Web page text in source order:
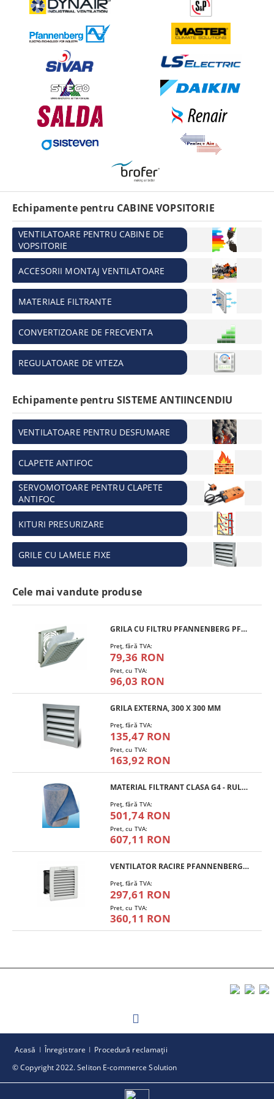
Echipamente pentru CABINE VOPSITORIE
VENTILATOARE PENTRU CABINE DE
VOPSITORIE
ACCESORII MONTAJ VENTILATOARE
MATERIALE FILTRANTE
CONVERTIZOARE DE FRECVENTA
REGULATOARE DE VITEZA
Echipamente pentru SISTEME ANTIINCENDIU
VENTILATOARE PENTRU DESFUMARE
CLAPETE ANTIFOC
SERVOMOTOARE PENTRU CLAPETE
ANTIFOC
KITURI PRESURIZARE
GRILE CU LAMELE FIXE
Cele mai vandute produse
GRILA CU FILTRU PFANNENBERG PFA 10.000
Preţ, fără TVA:
79,36 RON
Pret, cu TVA:
96,03 RON
GRILA EXTERNA, 300 X 300 MM
Preţ, fără TVA:
135,47 RON
Pret, cu TVA:
163,92 RON
MATERIAL FILTRANT CLASA G4 - RULOU
Preţ, fără TVA:
501,74 RON
Pret, cu TVA:
607,11 RON
VENTILATOR RACIRE PFANNENBERG PF 11.000
Preţ, fără TVA:
297,61 RON
Pret, cu TVA:
360,11 RON
© Copyright 2022. Seliton E-commerce Solution
Acasă Înregistrare Procedură reclamaţii